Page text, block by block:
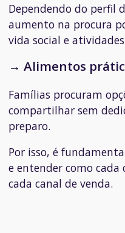
Dependendo do perfil
aumento na procura
vida social e
→ Alimentos
Famílias procuram
compartilhar sem
preparo.
Por isso, é
e entender como
cada canal de venda.